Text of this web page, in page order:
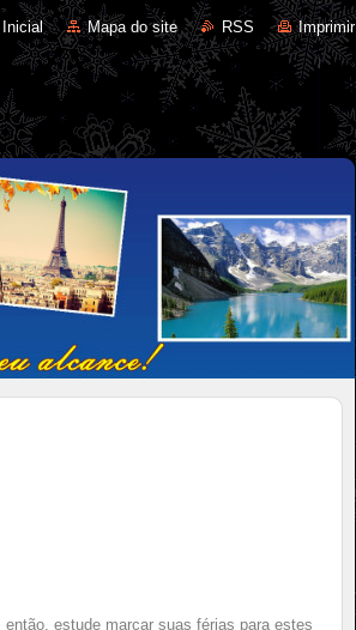
Mapa do site RSS Imprimir
estude marcar suas férias para estes